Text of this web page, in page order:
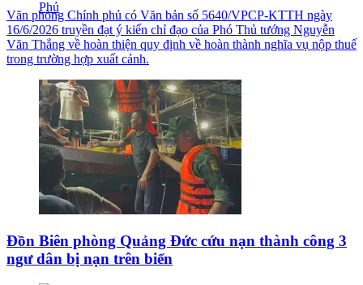
Văn phòng Chính phủ có Văn bản số 5640/VPCP-KTTH ngày
16/6/2026 truyền đạt ý kiến chỉ đạo của Phó Thủ tướng Nguyễn
Văn Thắng về hoàn thiện quy định về hoàn thành nghĩa vụ nộp thuế
trong trường hợp xuất cảnh.
Đồn Biên phòng Quảng Đức cứu nạn thành công 3
ngư dân bị nạn trên biển